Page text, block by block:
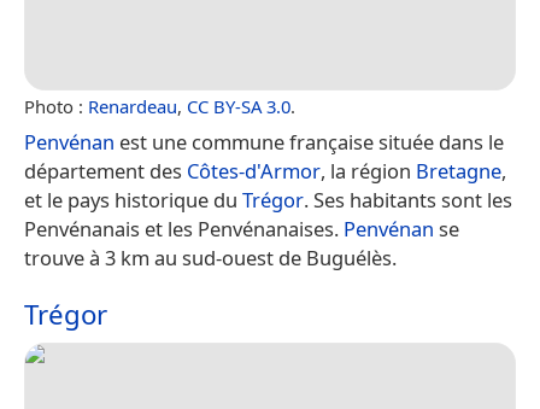
Photo : Renardeau, CC BY-SA 3.0.
Penvénan est une commune française située dans le
département des Côtes-d'Armor, la région Bretagne,
et le pays historique du Trégor. Ses habitants sont les
Penvénanais et les Penvénanaises. Penvénan se
trouve à 3 km au sud-ouest de Buguélès.
Trégor